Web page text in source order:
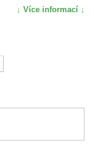
↓ Více informací ↓